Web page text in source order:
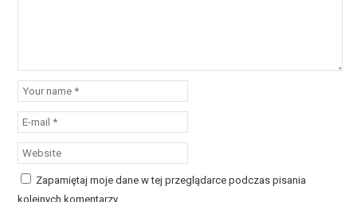
Zapamiętaj moje dane w tej przeglądarce podczas pisania
kolejnych komentarzy.